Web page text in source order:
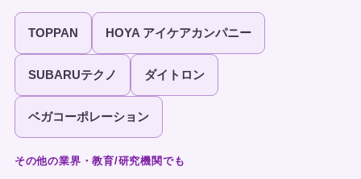
TOPPAN HOYA アイケアカンパニー
SUBARUテクノ ダイトロン
ベガコーポレーション
その他の業界・教育/研究機関でも